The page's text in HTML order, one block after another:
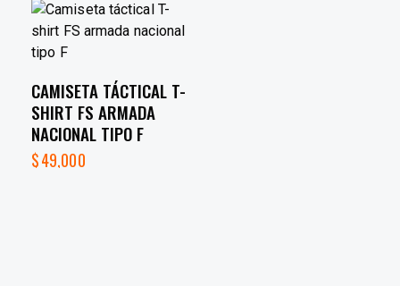
CAMISETA TÁCTICAL T-
SHIRT FS ARMADA
NACIONAL TIPO F
$49,000